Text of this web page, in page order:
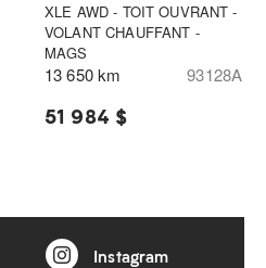
XLE AWD - TOIT OUVRANT -
VOLANT CHAUFFANT -
MAGS
13 650 km 93128A
51 984 $
Instagram